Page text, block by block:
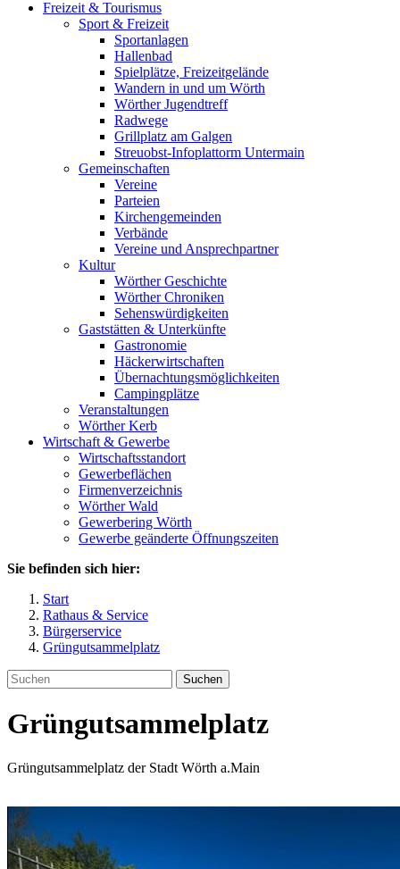
Freizeit & Tourismus
Sport & Freizeit
Sportanlagen
Hallenbad
Spielplätze, Freizeitgelände
Wandern in und um Wörth
Wörther Jugendtreff
Radwege
Grillplatz am Galgen
Streuobst-Infoplattorm Untermain
Gemeinschaften
Vereine
Parteien
Kirchengemeinden
Verbände
Vereine und Ansprechpartner
Kultur
Wörther Geschichte
Wörther Chroniken
Sehenswürdigkeiten
Gaststätten & Unterkünfte
Gastronomie
Häckerwirtschaften
Übernachtungsmöglichkeiten
Campingplätze
Veranstaltungen
Wörther Kerb
Wirtschaft & Gewerbe
Wirtschaftsstandort
Gewerbeflächen
Firmenverzeichnis
Wörther Wald
Gewerbering Wörth
Gewerbe geänderte Öffnungszeiten
Sie befinden sich hier:
Start
Rathaus & Service
Bürgerservice
Grüngutsammelplatz
Suchen
Grüngutsammelplatz
Grüngutsammelplatz der Stadt Wörth a.Main